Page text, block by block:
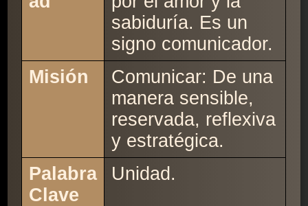
sabiduría. Es un
signo comunicador.
Misión
Comunicar: De una
manera sensible,
reservada, reflexiva
y estratégica.
Palabra
Clave
Unidad.